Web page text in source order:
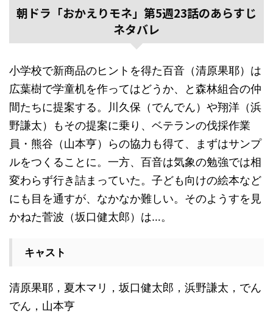
朝ドラ「おかえりモネ」第5週23話のあらすじ
ネタバレ
小学校で新商品のヒントを得た百音（清原果耶）は
広葉樹で学童机を作ってはどうか、と森林組合の仲
間たちに提案する。川久保（でんでん）や翔洋（浜
野謙太）もその提案に乗り、ベテランの伐採作業
員・熊谷（山本亨）らの協力も得て、まずはサンプ
ルをつくることに。一方、百音は気象の勉強では相
変わらず行き詰まっていた。子ども向けの絵本など
にも目を通すが、なかなか難しい。そのようすを見
かねた菅波（坂口健太郎）は…。
キャスト
清原果耶，夏木マリ，坂口健太郎，浜野謙太，でん
でん，山本亨